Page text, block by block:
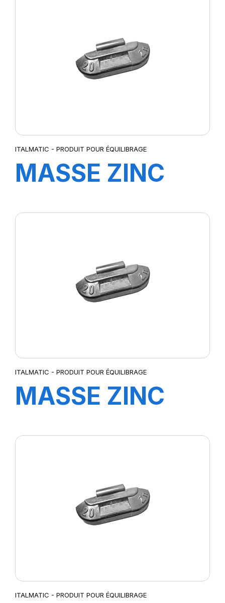
ITALMATIC - PRODUIT POUR ÉQUILIBRAGE
MASSE ZINC
ITALMATIC - PRODUIT POUR ÉQUILIBRAGE
MASSE ZINC
ITALMATIC - PRODUIT POUR ÉQUILIBRAGE